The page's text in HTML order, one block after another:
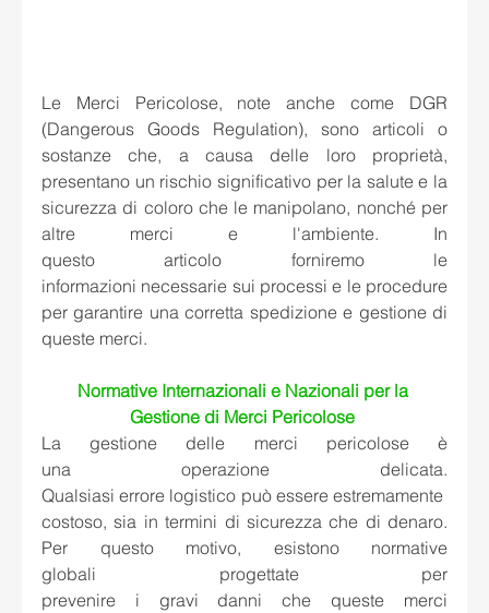
Le Merci Pericolose, note anche come DGR
(Dangerous Goods Regulation), sono articoli o
sostanze che, a causa delle loro proprietà,
presentano un rischio significativo per la salute e la
sicurezza di coloro che le manipolano, nonché per
altre merci e l'ambiente. In
questo articolo forniremo le
informazioni necessarie sui processi e le procedure
per garantire una corretta spedizione e gestione di
queste merci.
Normative Internazionali e Nazionali per la
Gestione di Merci Pericolose
La gestione delle merci pericolose è
una operazione delicata.
Qualsiasi errore logistico può essere estremamente
costoso, sia in termini di sicurezza che di denaro.
Per questo motivo, esistono normative
globali progettate per
prevenire i gravi danni che queste merci